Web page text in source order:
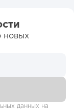
новых
данных на